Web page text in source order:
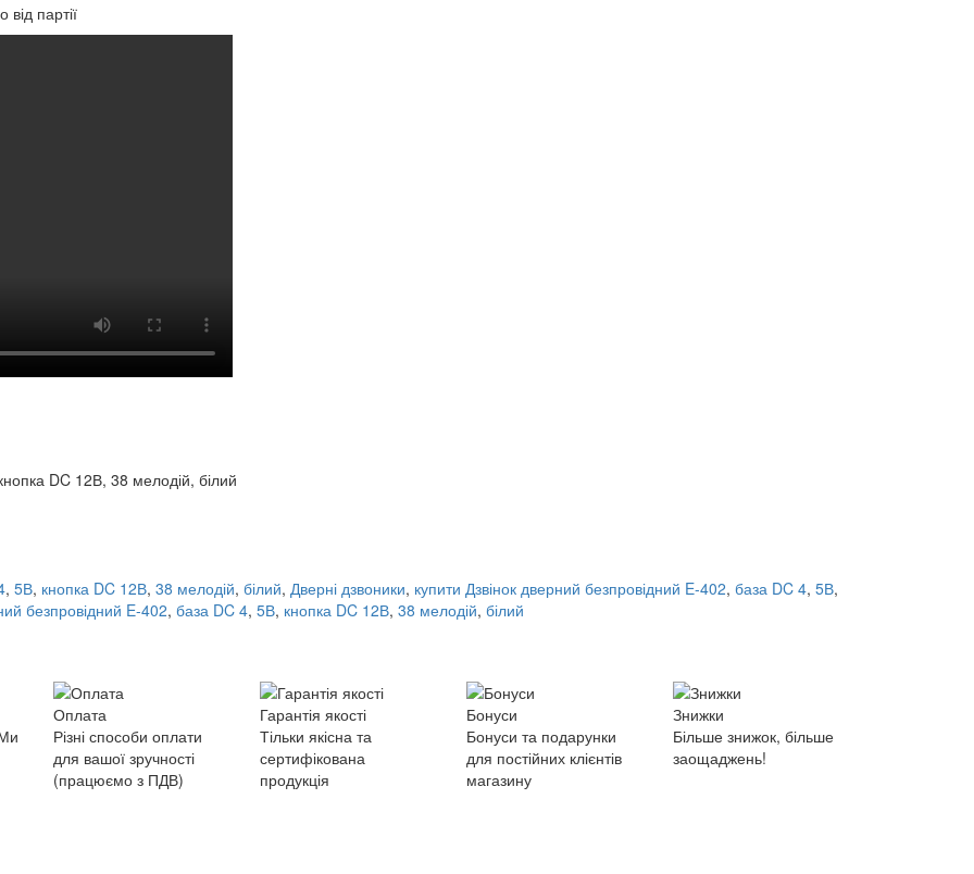
партії
DC 12В, 38 мелодій, білий
, 5В, кнопка DC 12В, 38 мелодій, білий, Дверні дзвоники, купити Дзвінок дверний безпровідний E-402, база DC 4, 5В,
безпровідний E-402, база DC 4, 5В, кнопка DC 12В, 38 мелодій, білий
Оплата
Різні способи оплати
для вашої зручності
(працюємо з ПДВ)
Гарантія якості
Тільки якісна та
сертифікована
продукція
Бонуси
Бонуси та подарунки
для постійних клієнтів
магазину
Знижки
Більше знижок, більше
заощаджень!